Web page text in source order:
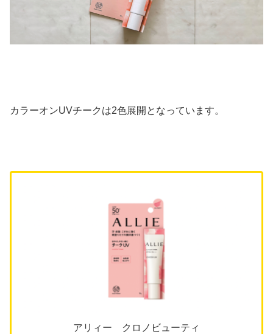
カラーオンUVチークは2色展開となっています。
アリィー クロノビューティ